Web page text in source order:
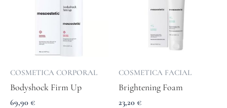
COSMETICA CORPORAL
Bodyshock Firm Up
69,90 €
COSMETICA FACIAL
Brightening Foam
23,20 €